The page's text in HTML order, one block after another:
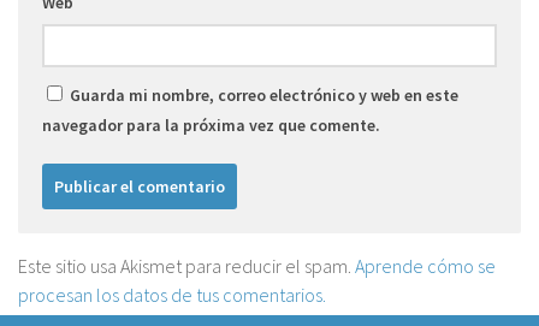
Guarda mi nombre, correo electrónico y web en este
navegador para la próxima vez que comente.
Este sitio usa Akismet para reducir el spam. Aprende cómo se
procesan los datos de tus comentarios.